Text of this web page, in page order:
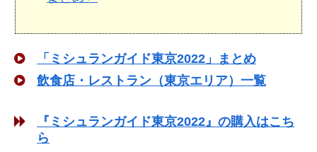
「ミシュランガイド東京2022」まとめ
飲食店・レストラン（東京エリア）一覧
『ミシュランガイド東京2022』の購入はこち
ら